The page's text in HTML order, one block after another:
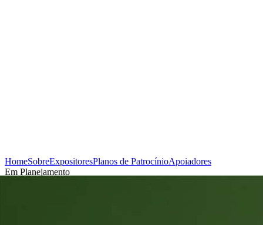
HomeSobreExpositoresPlanos de PatrocínioApoiadores
Em Planejamento